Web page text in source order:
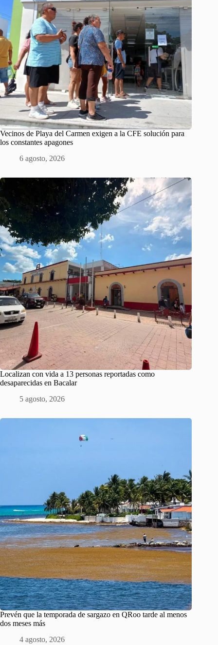
Vecinos de Playa del Carmen exigen a la CFE solución para
los constantes apagones
6 agosto, 2026
Localizan con vida a 13 personas reportadas como
desaparecidas en Bacalar
5 agosto, 2026
Prevén que la temporada de sargazo en QRoo tarde al menos
dos meses más
4 agosto, 2026